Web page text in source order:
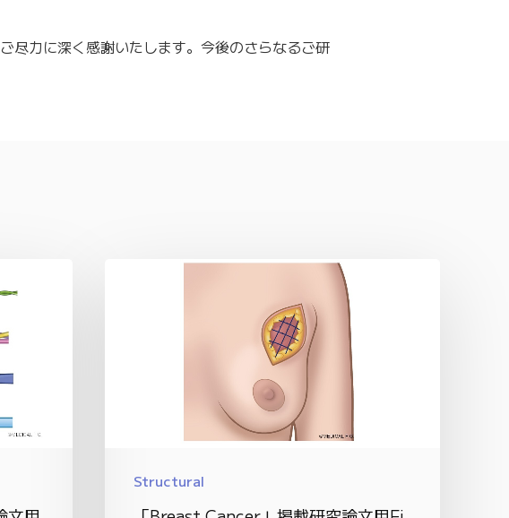
尽力に深く感謝いたします。今後のさらなるご研
Structural